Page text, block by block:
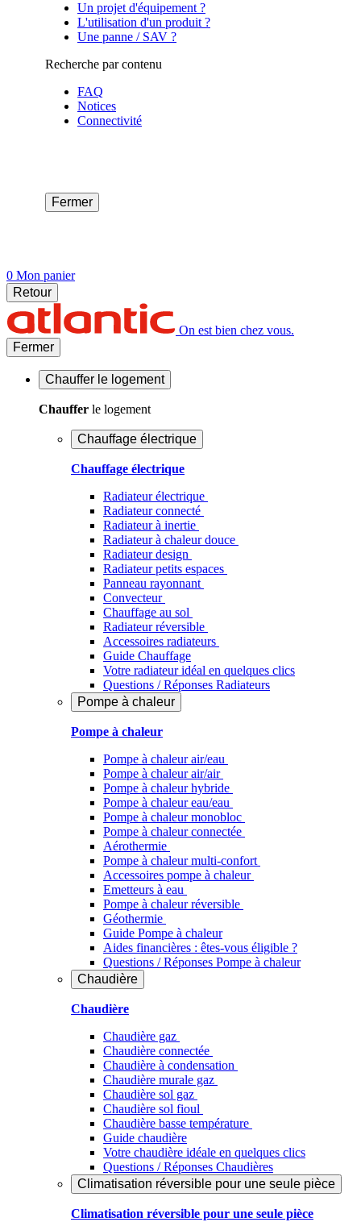
Un projet d'équipement ?
L'utilisation d'un produit ?
Une panne / SAV ?
Recherche par contenu
FAQ
Notices
Connectivité
Fermer
0 Mon panier
Retour
On est bien chez vous.
Fermer
Chauffer le logement
Chauffer le logement
Chauffage électrique
Chauffage électrique
Radiateur électrique
Radiateur connecté
Radiateur à inertie
Radiateur à chaleur douce
Radiateur design
Radiateur petits espaces
Panneau rayonnant
Convecteur
Chauffage au sol
Radiateur réversible
Accessoires radiateurs
Guide Chauffage
Votre radiateur idéal en quelques clics
Questions / Réponses Radiateurs
Pompe à chaleur
Pompe à chaleur
Pompe à chaleur air/eau
Pompe à chaleur air/air
Pompe à chaleur hybride
Pompe à chaleur​ eau/eau
Pompe à chaleur monobloc
Pompe à chaleur connectée
Aérothermie
Pompe à chaleur multi-confort
Accessoires pompe à chaleur
Emetteurs à eau
Pompe à chaleur réversible
Géothermie
Guide Pompe à chaleur
Aides financières : êtes-vous éligible ?
Questions / Réponses Pompe à chaleur
Chaudière
Chaudière
Chaudière gaz
Chaudière connectée
Chaudière à condensation
Chaudière murale gaz
Chaudière sol gaz
Chaudière sol fioul
Chaudière basse température
Guide chaudière
Votre chaudière idéale en quelques clics
Questions / Réponses Chaudières
Climatisation réversible pour une seule pièce
Climatisation réversible pour une seule pièce